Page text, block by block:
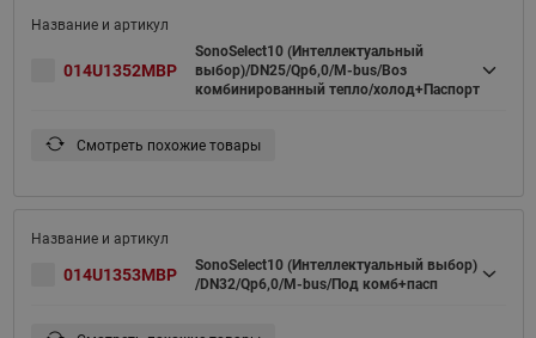
014U1352MBP
SonoSelect10 (Интеллектуальный
выбор)/DN25/Qp6,0/M-bus/Воз
комбинированный тепло/холод+Паспорт
Смотреть похожие товары
014U1353MBP
SonoSelect10 (Интеллектуальный выбор)
/DN32/Qp6,0/M-bus/Под комб+пасп